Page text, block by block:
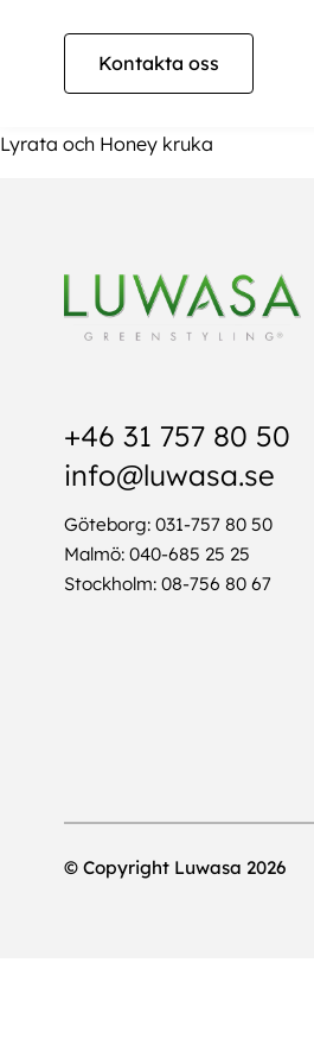
Kontakta oss
Lyrata och Honey kruka
+46 31 757 80 50
info@luwasa.se
Göteborg: 031-757 80 50
Malmö: 040-685 25 25
Stockholm: 08-756 80 67
© Copyright Luwasa 2026